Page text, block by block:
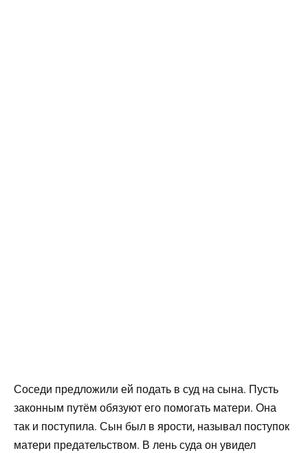
Соседи предложили ей подать в суд на сына. Пусть
законным путём обязуют его помогать матери. Она
так и поступила. Сын был в ярости, называл поступок
матери предательством. В лень суда он увидел